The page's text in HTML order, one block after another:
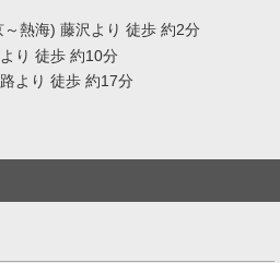
熱海) 藤沢より 徒歩 約2分
り 徒歩 約10分
より 徒歩 約17分